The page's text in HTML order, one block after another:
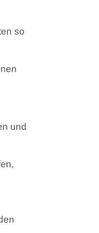
so
und